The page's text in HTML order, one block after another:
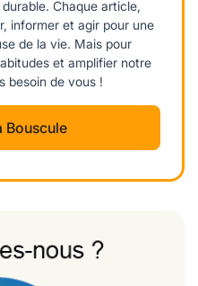
Chaque article,
informer et agir pour une
de la vie. Mais pour
et amplifier notre
besoin de vous !
Bouscule